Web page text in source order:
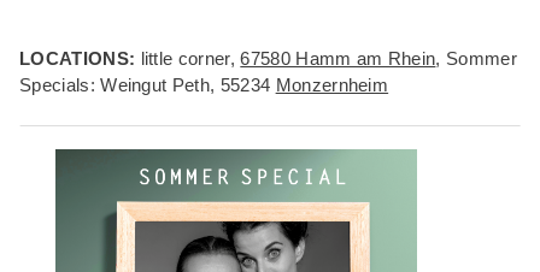
LOCATIONS: little corner,67580 Hamm am Rhein, Sommer
Specials: Weingut Peth, 55234 Monzernheim